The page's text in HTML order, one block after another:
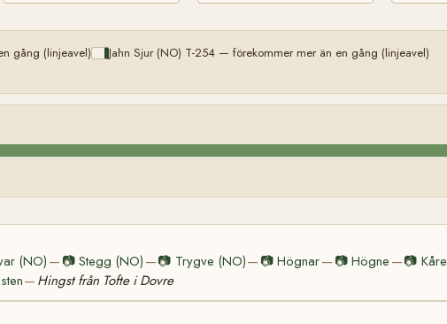
gång (linjeavel)
Jahn Sjur (NO) T-254 — förekommer mer än en gång (linjeavel)
(NO) — 📷Stegg (NO) —📷 Trygve (NO)— 📷Högnar— 📷Högne —📷 Kåre
— Hingst från Tofte i Dovre